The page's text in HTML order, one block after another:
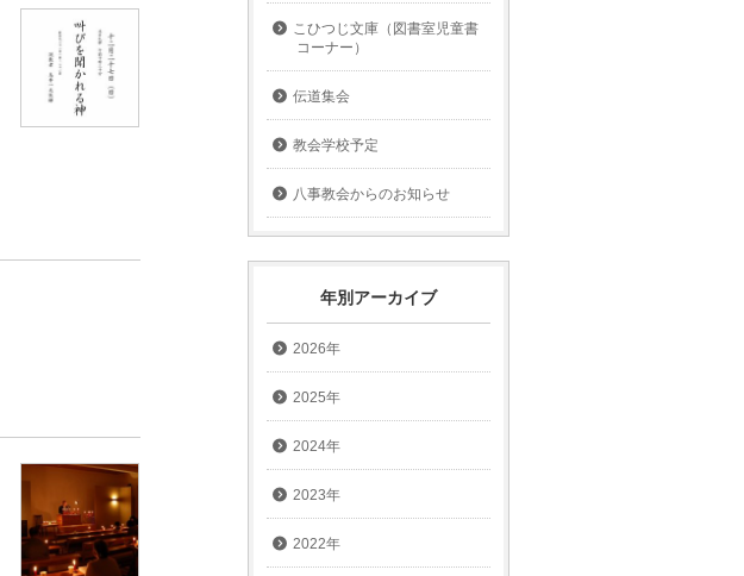
こひつじ文庫（図書室児童書
コーナー）
伝道集会
教会学校予定
八事教会からのお知らせ
年別アーカイブ
2026年
2025年
2024年
2023年
2022年